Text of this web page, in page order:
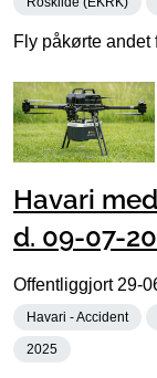
Fly påkørte andet
Havari
d. 09-07-
Offentliggjort 29-
Havari - Accident
2025